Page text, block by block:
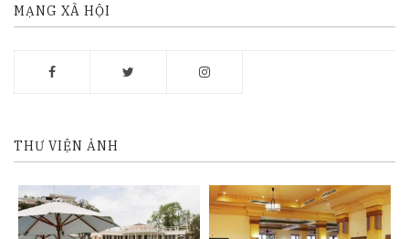
MẠNG XÃ HỘI
THƯ VIỆN ẢNH